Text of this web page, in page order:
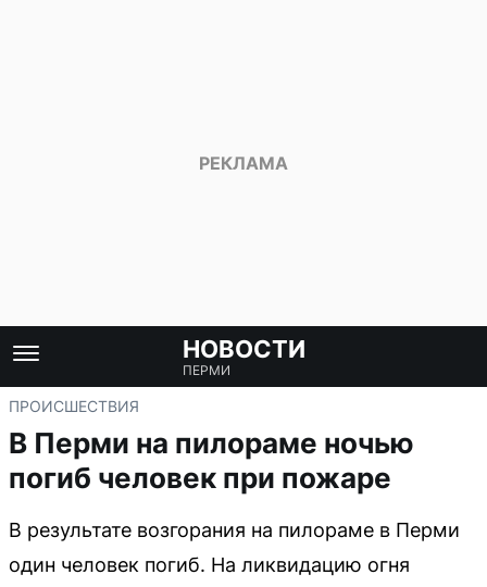
НОВОСТИ
ПЕРМИ
ПРОИСШЕСТВИЯ
В Перми на пилораме ночью
погиб человек при пожаре
В результате возгорания на пилораме в Перми
один человек погиб. На ликвидацию огня